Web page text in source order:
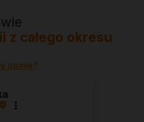
z całego okresu
opinie?